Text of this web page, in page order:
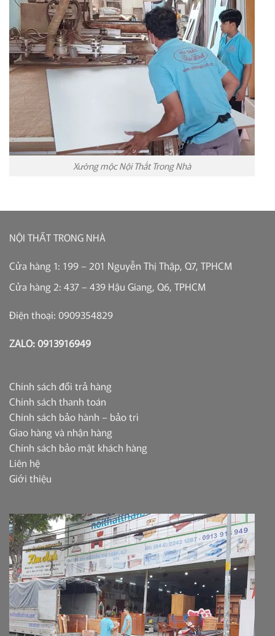
Xưởng mộc Nội Thất Trong Nhà
NỘI THẤT TRONG NHÀ
Cửa hàng 1: 199 – 201 Nguyễn Thị Thập, Q7, TPHCM
Cửa hàng 2: 437 – 439 Hậu Giang, Q6, TPHCM
Điện thoại: 0909354829
ZALO: 0913916949
Chính sách đổi trả hàng
Chính sách thanh toán
Chính sách bảo hành – bảo trì
Giao hàng và nhận hàng
Chính sách bảo mật khách hàng
Liên hệ
Giới thiệu